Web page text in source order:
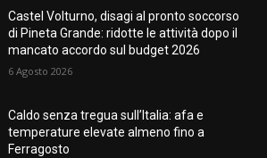
Castel Volturno, disagi al pronto soccorso
di Pineta Grande: ridotte le attività dopo il
mancato accordo sul budget 2026
6 Agosto 2026
Caldo senza tregua sull’Italia: afa e
temperature elevate almeno fino a
Ferragosto